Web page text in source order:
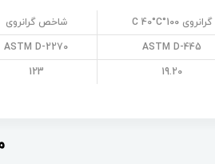
گرانروی 100°C 40°C شاخص گرانروی
ASTM D-445
ASTM D-2270
19.20
123